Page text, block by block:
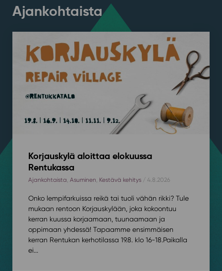
Ajankohtaista
Korjauskylä aloittaa elokuussa
Rentukassa
Ajankohtaista, Asuminen, Kestävä kehitys/ 4.8.2026
Onko lempifarkuissa reikä tai tuoli vähän rikki? Tule
mukaan rentoon Korjauskylään, joka kokoontuu
kerran kuussa korjaamaan, tuunaamaan ja
oppimaan yhdessä! Tapaamme ensimmäisen
kerran Rentukan kerhotilassa 19.8. klo 16-18.⁠⁠Paikalla
ei...